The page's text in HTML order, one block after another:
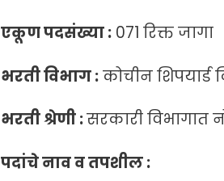
एकूण पदसंख्या : 071 रिक्त जागा
भरती विभाग :कोचीन शिपयार्ड
भरती श्रेणी :सरकारी विभागात
पदांचे नाव व तपशील :